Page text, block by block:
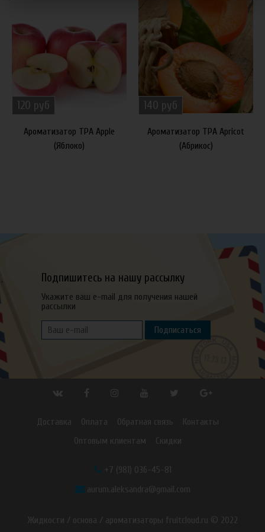
120 руб
Ароматизатор TPA Apple
(Яблоко)
140 руб
Ароматизатор TPA Apricot
(Абрикос)
Подпишитесь на нашу рассылку
Укажите ваш e-mail для получения нашей
рассылки
Подписаться
Доставка Оплата Обратная связь
Контакты
Оптовым клиентам
Скидки
+7 (981) 036-45-81
aurum.aleksandra@gmail.com
Жидкости / основа / ароматизаторы fruitcloud.ru © 2022